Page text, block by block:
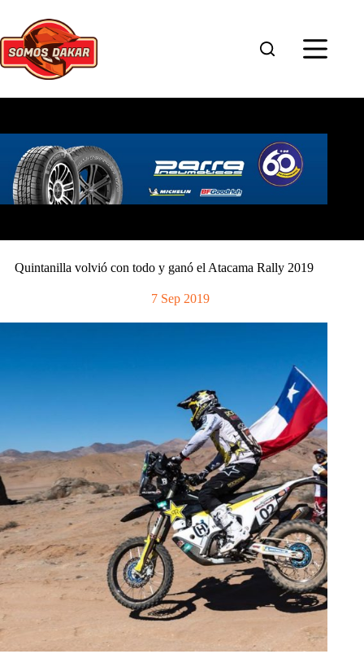
contenido
Quintanilla volvió con todo y ganó el Atacama Rally 2019
7 Sep 2019